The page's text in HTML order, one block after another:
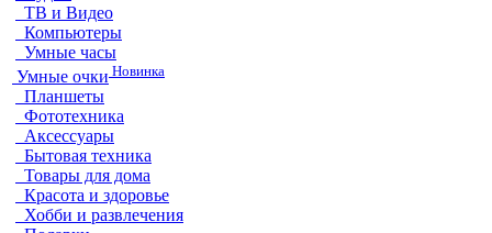
ТВ и Видео
Компьютеры
Умные часы
Умные очки Новинка
Планшеты
Фототехника
Аксессуары
Бытовая техника
Товары для дома
Красота и здоровье
Хобби и развлечения